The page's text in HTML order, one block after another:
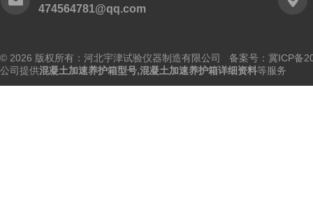
474564781@qq.com
© 2026 版权所有：河北宇津试验仪器制造有限公司 备案号：冀ICP备
公司提供混凝土加速养护箱型号,混凝土加速养护箱详细资料等服务